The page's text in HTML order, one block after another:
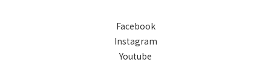
Facebook
Instagram
Youtube